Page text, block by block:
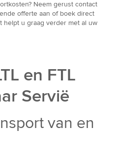
Neem gerust contact
offerte aan of boek direct
helpt u graag verder met al uw
en FTL
Servië
van en